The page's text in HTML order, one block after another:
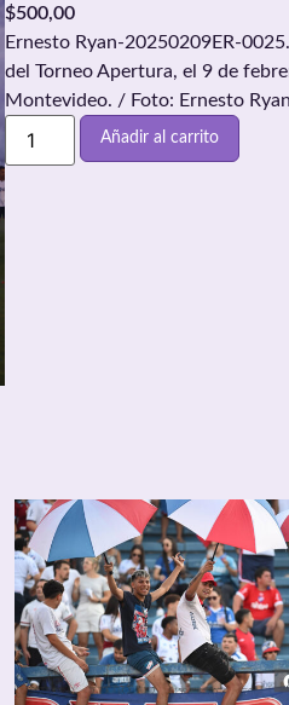
$500,00
Ernesto Ryan-20250209ER-
del Torneo Apertura, el 9 de
Montevideo. / Foto: Ernesto
Añadir al carrito